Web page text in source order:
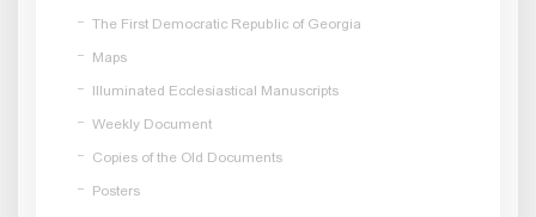
The First Democratic Republic of Georgia
Maps
Illuminated Ecclesiastical Manuscripts
Weekly Document
Copies of the Old Documents
Posters